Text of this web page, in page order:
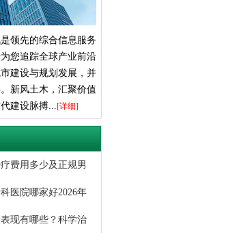
领先的综合信息服务
您追踪全球产业前沿
建设与规划发展，并
新风土木，汇聚价值
建设脉搏... [详细]
费用多少及正规男
医院哪家好2026年
现有哪些？科学治